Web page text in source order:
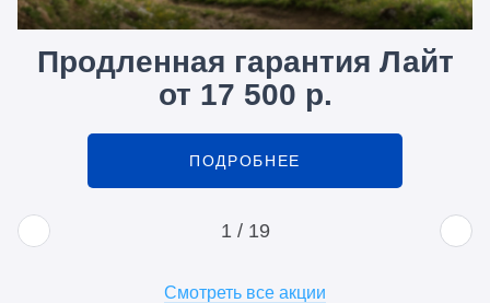
Продленная гарантия Лайт
от 17 500 р.
ПОДРОБНЕЕ
1 / 19
Смотреть все акции